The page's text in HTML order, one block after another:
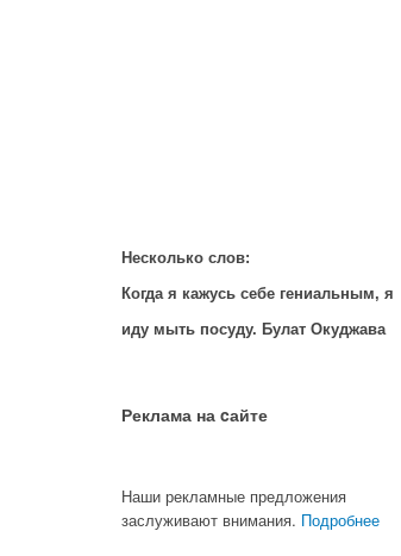
Несколько слов:
Когда я кажусь себе гениальным, я
иду мыть посуду. Булат Окуджава
Реклама на cайте
Наши рекламные предложения
заслуживают внимания. Подробнее